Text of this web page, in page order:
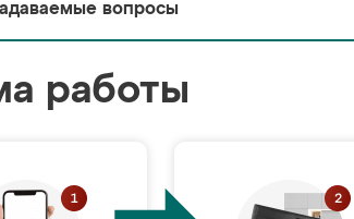
вопросы
работы